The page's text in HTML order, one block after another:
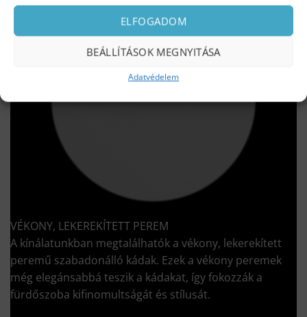
ELFOGADOM
BEÁLLÍTÁSOK MEGNYITÁSA
Adatvédelem
VÉKONY, LEKEREKÍTETT PEREM
A kínálatunkban megtalálhatók a vékony, lekerekített
peremű szabadonálló kádak. Ezek a vékony peremek
még elegánsabbá teszik a kádakat, így fokozzák a
fürdőszoba kifinomultságát és stílusát.